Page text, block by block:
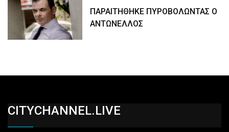
ΠΑΡΑΙΤΗΘΗΚΕ ΠΥΡΟΒΟΛΩΝΤΑΣ Ο
ΑΝΤΩΝΕΛΛΟΣ
CITYCHANNEL.LIVE